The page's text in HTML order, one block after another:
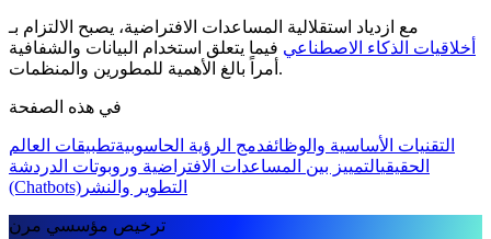
مع ازدياد استقلالية المساعدات الافتراضية، يصبح الالتزام بـ
أخلاقيات الذكاء الاصطناعي فيما يتعلق استخدام البيانات والشفافية
أمراً بالغ الأهمية للمطورين والمنظمات.
في هذه الصفحة
التقنيات الأساسية والوظائفدمج الرؤية الحاسوبيةتطبيقات العالم
الحقيقيالتمييز بين المساعدات الافتراضية وروبوتات الدردشة
(Chatbots) التطوير والنشر
ترخيص مؤسسي مرن